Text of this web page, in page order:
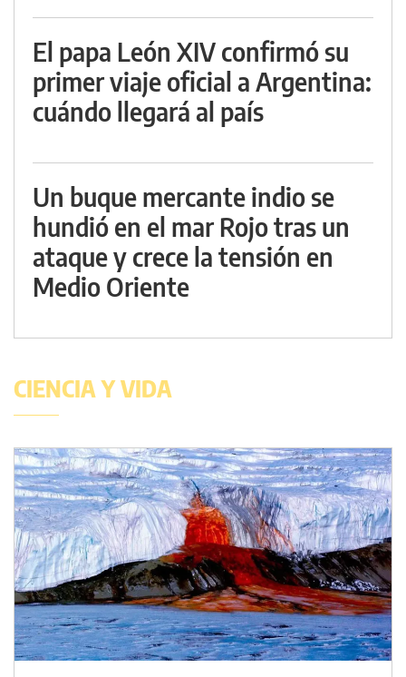
El papa León XIV confirmó su
primer viaje oficial a Argentina:
cuándo llegará al país
Un buque mercante indio se
hundió en el mar Rojo tras un
ataque y crece la tensión en
Medio Oriente
CIENCIA Y VIDA